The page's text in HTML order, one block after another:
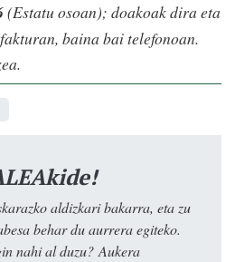
(Estatu osoan); doakoak dira eta
baina bai telefonoan.
aldizkari bakarra, eta zu
behar du aurrera egiteko.
nahi al duzu? Aukera